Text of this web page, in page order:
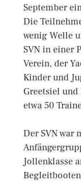
September
Die
wenig Welle
SVN in einer
Verein, der
Kinder und
Greetsiel und
etwa 50
Der SVN war
Jollenklasse